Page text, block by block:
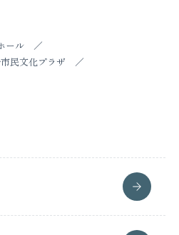
ール
民文化プラザ